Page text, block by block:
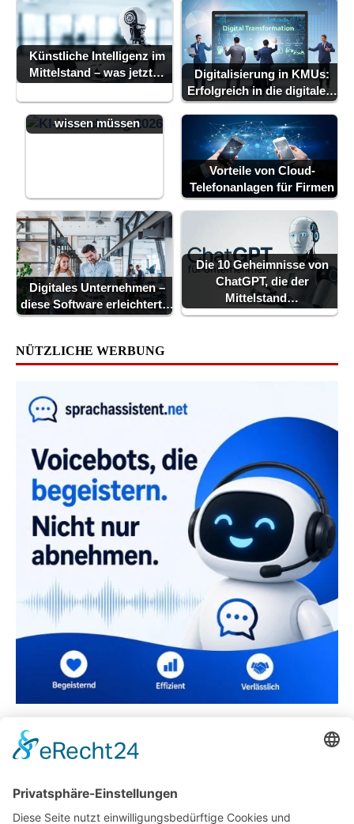
Künstliche Intelligenz im
Mittelstand – was jetzt…
Digitalisierung in KMUs:
Erfolgreich in die digitale…
Was Unternehmen jetzt
wissen müssen
Vorteile von Cloud-
Telefonanlagen für Firmen
Digitales Unternehmen –
diese Software erleichtert…
Die 10 Geheimnisse von
ChatGPT, die der
Mittelstand…
NÜTZLICHE WERBUNG
Warum Teambuilding für Unternehmen eine
lohnenswerte Investition ist